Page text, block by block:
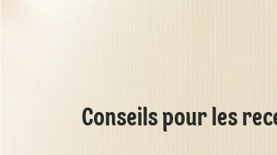
Conseils pour les